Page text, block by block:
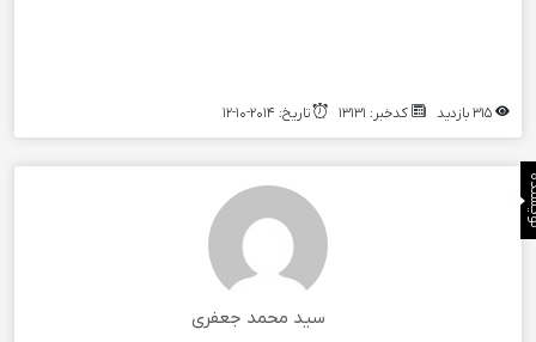
کدخبر: 13131 تاریخ: 2014-10-12
سید محمد جعفری